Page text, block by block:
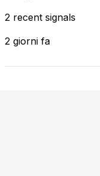
2 recent signals
2 giorni fa